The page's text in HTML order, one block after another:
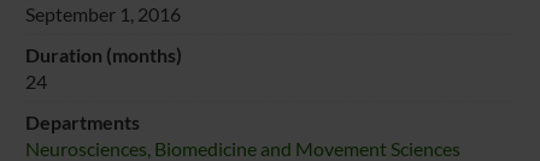
September 1, 2016
Duration (months)
24
Departments
Neurosciences, Biomedicine and Movement Sciences